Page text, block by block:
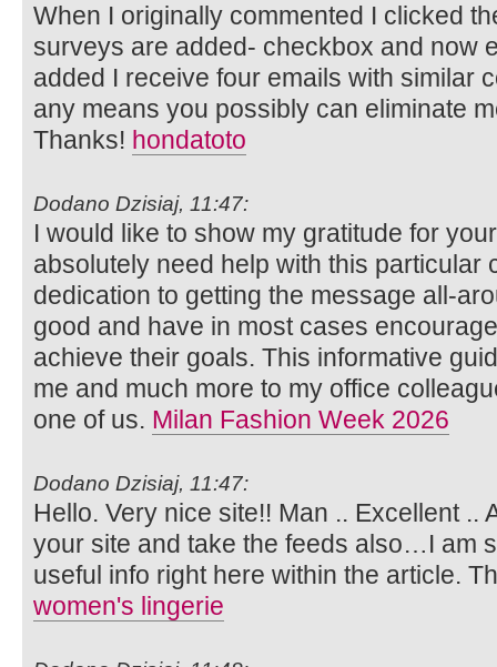
When I originally commented I clicked
surveys are added- checkbox and now
added I receive four emails with similar
any means you possibly can eliminate
Thanks! hondatoto
Dodano Dzisiaj, 11:47:
I would like to show my gratitude for
absolutely need help with this particular
dedication to getting the message all-
good and have in most cases
achieve their goals. This informative
me and much more to my office
one of us. Milan Fashion Week 2026
Dodano Dzisiaj, 11:47:
Hello. Very nice site!! Man .. Excellent ..
your site and take the feeds also…I am
useful info right here within the article.
women's lingerie